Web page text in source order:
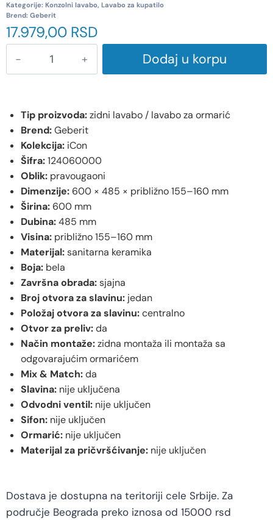
Kategorije: Konzolni lavabo, Lavabo za kupatilo
Brend: Geberit
17.979,00 RSD
Dodaj u korpu
Tip proizvoda:zidni lavabo / lavabo za ormarić
Brend:Geberit
Kolekcija: iCon
Šifra:124060000
Oblik: pravougaoni
Dimenzije: 600 × 485 × približno 155–160 mm
Širina: 600 mm
Dubina:485 mm
Visina: približno 155–160 mm
Materijal:sanitarna keramika
Boja: bela
Završna obrada:sjajna
Broj otvora za slavinu: jedan
Položaj otvora za slavinu:centralno
Otvor za preliv:da
Način montaže:zidna montaža ili montaža sa
odgovarajućim ormarićem
Mix & Match:da
Slavina: nije uključena
Odvodni ventil: nije uključen
Sifon: nije uključen
Ormarić: nije uključen
Materijal za pričvršćivanje: nije uključen
Dostava je dostupna na teritoriji cele Srbije. Za
područje Beograda preko iznosa od 15000 rsd